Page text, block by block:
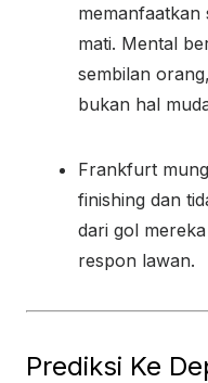
mati. Mental
sembilan
bukan hal
Frankfurt
finishing dan
dari gol
respon lawan.
Prediksi Ke